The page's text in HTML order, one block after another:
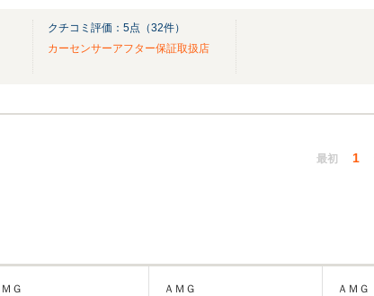
クチコミ評価： 5点（32件）
カーセンサーアフター保証取扱店
最初 1
ＭＧ ＡＭＧ ＡＭＧ